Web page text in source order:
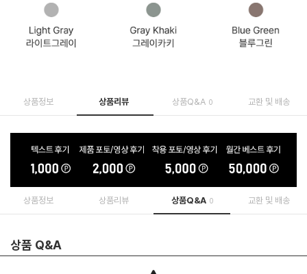
상품정보 상품리뷰 상품Q&A 0 교환 및 배송
상품정보 상품리뷰 상품Q&A 0 교환 및 배송
상품 Q&A